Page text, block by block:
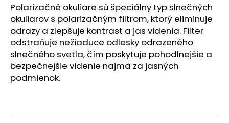
Polarizačné okuliare sú špeciálny typ slnečných
okuliarov s polarizačným filtrom, ktorý eliminuje
odrazy a zlepšuje kontrast a jas videnia. Filter
odstraňuje nežiaduce odlesky odrazeného
slnečného svetla, čím poskytuje pohodlnejšie a
bezpečnejšie videnie najmä za jasných
podmienok.
O
d
p
o
r